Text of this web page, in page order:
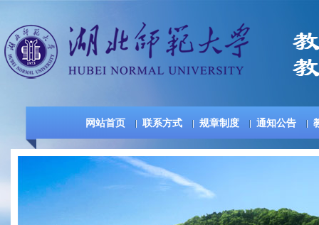
网站首页 联系方式 规章制度 通知公告